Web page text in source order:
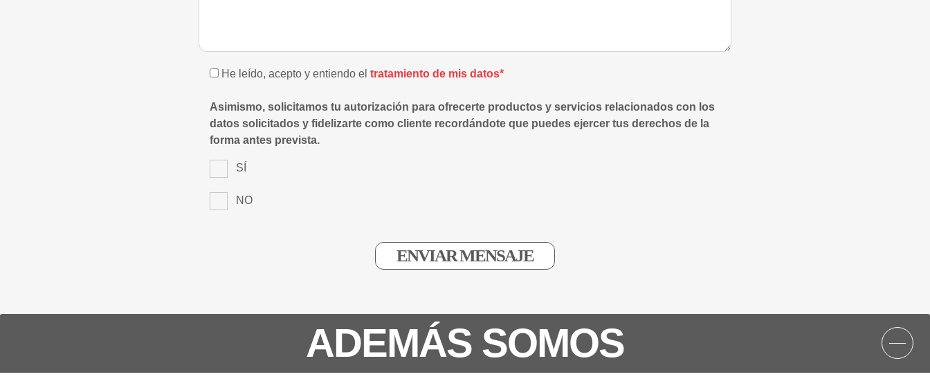
He leído, acepto y entiendo el tratamiento de mis datos*
Asimismo, solicitamos tu autorización para ofrecerte productos y servicios relacionados con los
datos solicitados y fidelizarte como cliente recordándote que puedes ejercer tus derechos de la
forma antes prevista.
SÍ
NO
ADEMÁS SOMOS